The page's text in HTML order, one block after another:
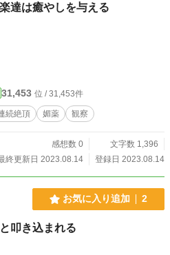
達は癒やしを与える
31,453 位 / 31,453件
続絶頂 媚薬 観察
感想数 0
文字数 1,396
終更新日 2023.08.14
登録日 2023.08.14
お気に入り追加 2
叩き込まれる